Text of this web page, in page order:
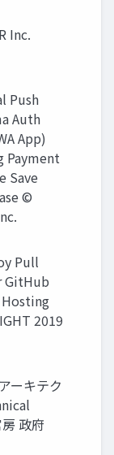
Inc.
Push
Auth
App)
Payment
Save
©
Pull
GitHub
2019
ーキテク
政府